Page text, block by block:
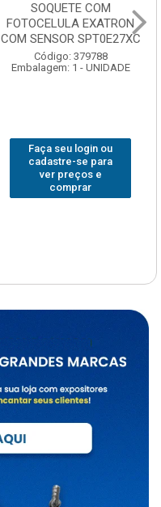
SOQUETE COM
FOTOCELULA EXATRON
COM SENSOR SPT0E27XC
Código: 379788
Embalagem: 1 - UNIDADE
Faça seu login ou
cadastre-se para
ver preços e
comprar